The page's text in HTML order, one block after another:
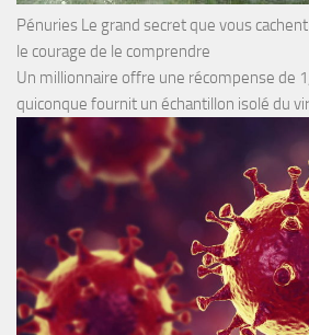
Pénuries Le grand secret que vous
le courage de le comprendre
Un millionnaire offre une récompense de
quiconque fournit un échantillon isolé du